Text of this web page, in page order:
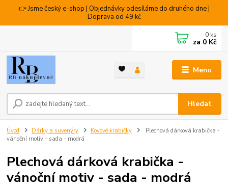
👉 Jsme český e-shop | Objednávky odesíláme do druhého dne |
Doprava od 49 kč
Menu
Hledat
0 ks
za 0 Kč
Úvod Dárky a suvenýry Kovové krabičky
Plechová dárková krabička -
vánoční motiv - sada - modrá
Plechová dárková krabička -
vánoční motiv - sada - modrá